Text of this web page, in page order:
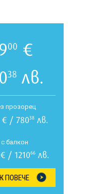
00 €
38 лв.
прозорец
€ / 78038 лв.
с балкон
€ / 121066 лв.
ПОВЕЧЕ